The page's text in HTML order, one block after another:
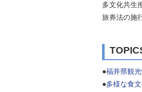
多文化共生
旅券法の施
●福井県観
●多様な食